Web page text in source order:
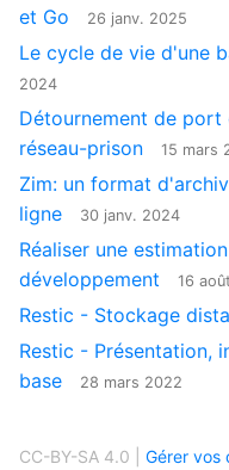
et Go
26 janv. 2025
Le cycle de vie d'une
2024
Détournement de
réseau-prison
15 mars
Zim: un format
ligne
30 janv. 2024
Réaliser une
développement
16
Restic - Stockage
Restic - Présentation,
base
28 mars 2022
CC-BY-SA 4.0 | Gérer vos